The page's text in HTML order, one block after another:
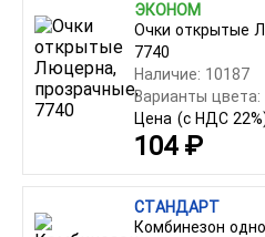
ЭКОНОМ
Очки открытые
7740
Наличие: 10187
Варианты цвета:
Цена (с НДС
104 ₽
СТАНДАРТ
Комбинезон